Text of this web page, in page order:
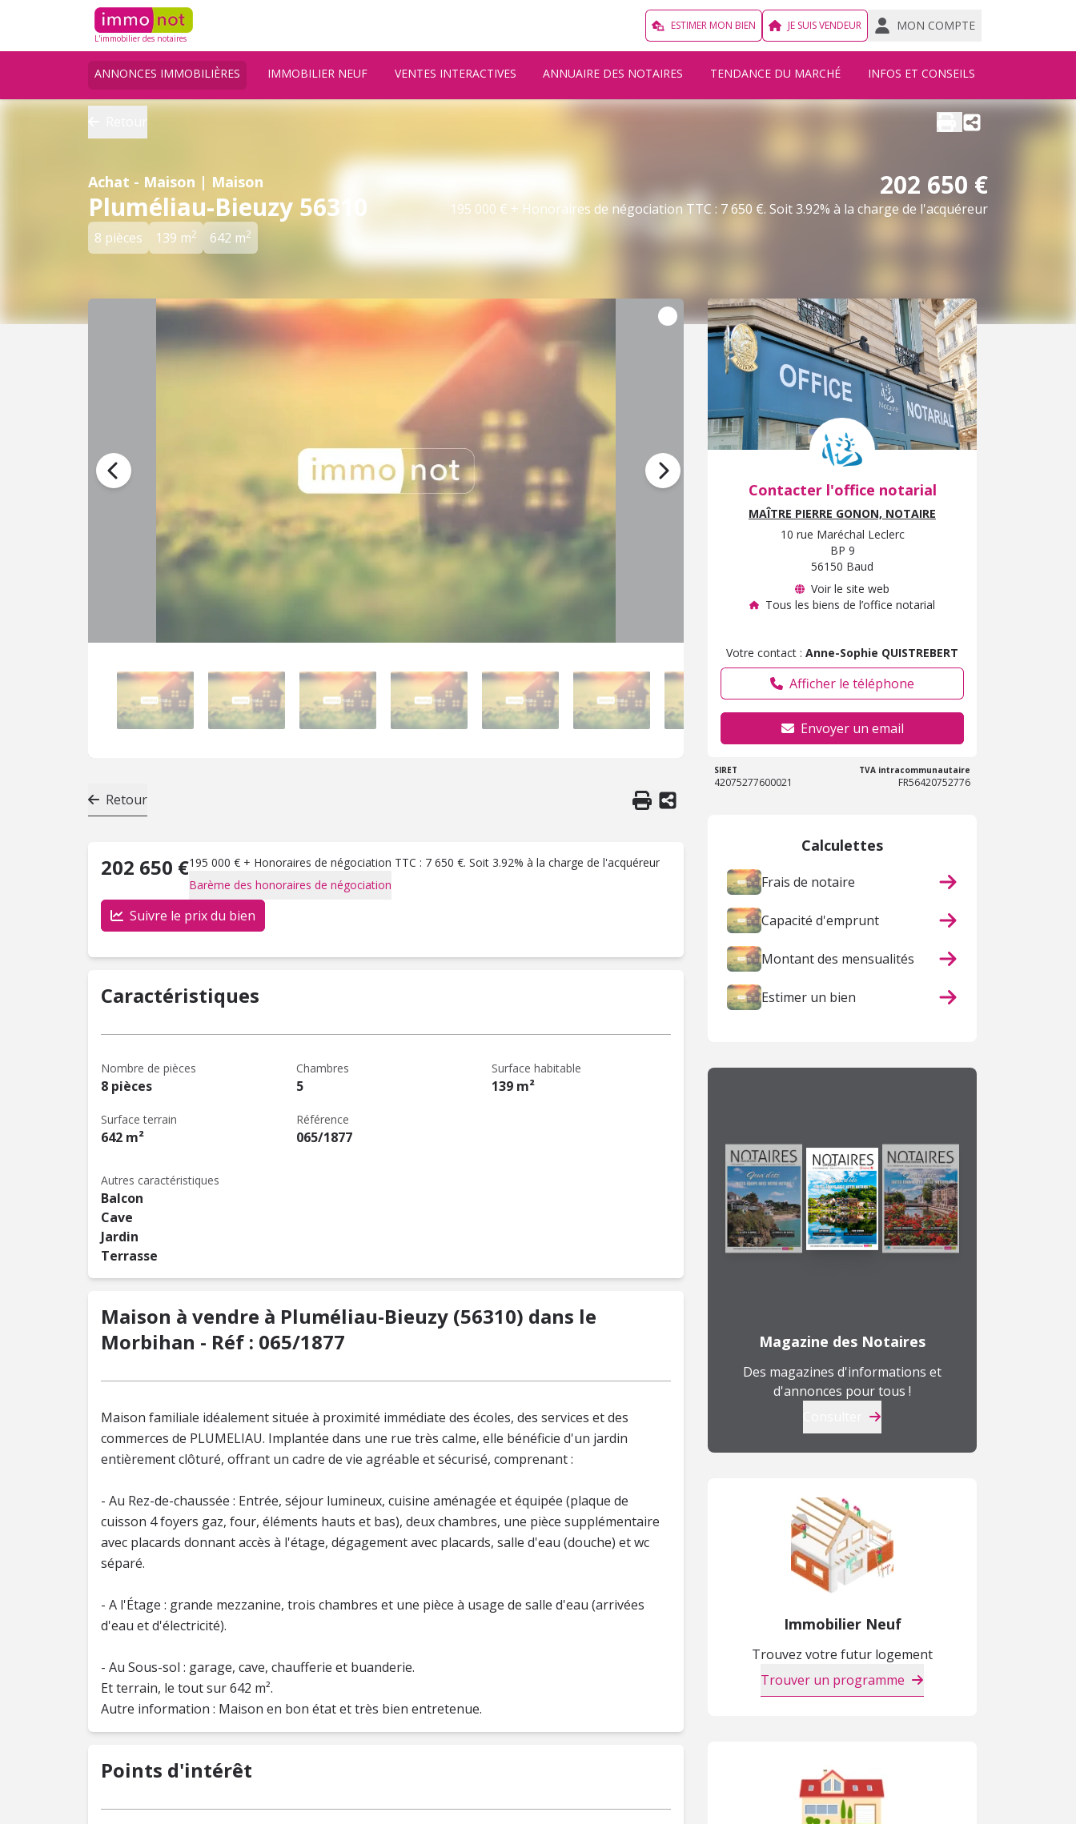
L'immobilier des notaires
ESTIMER MON BIEN JE SUIS VENDEUR MON COMPTE
ANNONCES IMMOBILIÈRES IMMOBILIER NEUF VENTES INTERACTIVES ANNUAIRE DES NOTAIRES TENDANCE DU MARCHÉ INFOS ET CONSEILS
Achat - Maison | Maison
Pluméliau-Bieuzy 56310
8 pièces 139 m2 642 m2
202 650 €
195 000 € + Honoraires de négociation TTC : 7 650 €. Soit 3.92% à la charge de l'acquéreur
Retour
202 650 €195 000 € + Honoraires de négociation TTC : 7 650 €. Soit 3.92% à la charge de l'acquéreur
Barème des honoraires de négociation
Suivre le prix du bien
Caractéristiques
Nombre de pièces
8 pièces
Chambres
5
Surface habitable
139 m²
Surface terrain
642 m²
Référence
065/1877
Autres caractéristiques
Balcon
Cave
Jardin
Terrasse
Maison à vendre à Pluméliau-Bieuzy (56310) dans le
Morbihan - Réf : 065/1877
Maison familiale idéalement située à proximité immédiate des écoles, des services et des
commerces de PLUMELIAU. Implantée dans une rue très calme, elle bénéficie d'un jardin
entièrement clôturé, offrant un cadre de vie agréable et sécurisé, comprenant :
- Au Rez-de-chaussée : Entrée, séjour lumineux, cuisine aménagée et équipée (plaque de
cuisson 4 foyers gaz, four, éléments hauts et bas), deux chambres, une pièce supplémentaire
avec placards donnant accès à l'étage, dégagement avec placards, salle d'eau (douche) et wc
séparé.
- A l'Étage : grande mezzanine, trois chambres et une pièce à usage de salle d'eau (arrivées
d'eau et d'électricité).
- Au Sous-sol : garage, cave, chaufferie et buanderie.
Et terrain, le tout sur 642 m².
Points d'intérêt
Contacter l'office notarial
MAÎTRE PIERRE GONON, NOTAIRE
10 rue Maréchal Leclerc
BP 9
56150 Baud
Voir le site web
Tous les biens de l’office notarial
Votre contact : Anne-Sophie QUISTREBERT
Afficher le téléphone
Envoyer un email
SIRET
42075277600021
TVA intracommunautaire
FR56420752776
Calculettes
Frais de notaire
Capacité d'emprunt
Montant des mensualités
Estimer un bien
Magazine des Notaires
Des magazines d'informations et
d'annonces pour tous !
Immobilier Neuf
Trouvez votre futur logement
Trouver un programme